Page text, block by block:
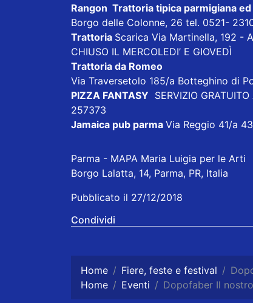
Rangon Trattoria tipica parmigiana
Borgo delle Colonne, 26 tel. 0521-
Trattoria Scarica Via Martinella, 192 -
CHIUSO IL MERCOLEDI’ E GIOVEDÌ
Trattoria da Romeo
Via Traversetolo 185/a Botteghino di
PIZZA FANTASY SERVIZIO
257373
Jamaica pub parma Via Reggio 41/a
Parma - MAPA Maria Luigia per le Arti
Borgo Lalatta, 14, Parma, PR, Italia
Pubblicato il 27/12/2018
Condividi
Home Fiere, feste e festival
Home
Eventi Dopofaber Il